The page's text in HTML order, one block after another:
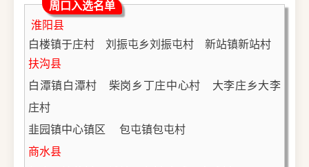
周口入选名单
淮阳县
白楼镇于庄村　刘振屯乡刘振屯村　新站镇新站村
扶沟县
白潭镇白潭村　柴岗乡丁庄中心村　大李庄乡大李
庄村
韭园镇中心镇区
包屯镇包屯村
商水县